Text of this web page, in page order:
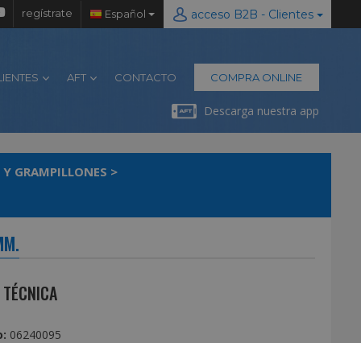
regístrate Español acceso B2B - Clientes
AFT CONTACTO COMPRA ONLINE
Descarga nuestra app
GRAMPILLONES >
06240095